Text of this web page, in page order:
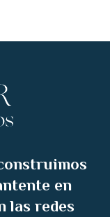
en
las redes